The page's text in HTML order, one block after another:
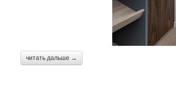
читать дальше →